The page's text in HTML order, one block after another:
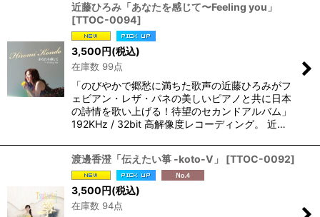
近藤ひろみ「あなたを感じて〜Feeling you」
[TTOC-0094]
3,500円(税込)
在庫数 99点
「のびやかで郷愁に満ちた歌声の近藤ひろみがフ
ェビアン・レザ・パネの美しいピアノと共に日本
の詩情を歌い上げる！待望のセカンドアルバム」
192KHz / 32bit 高解像度レコーディング。 近…
渡邊香澄「伝えたい箏 -koto-V」 [TTOC-0092]
3,500円(税込)
在庫数 94点